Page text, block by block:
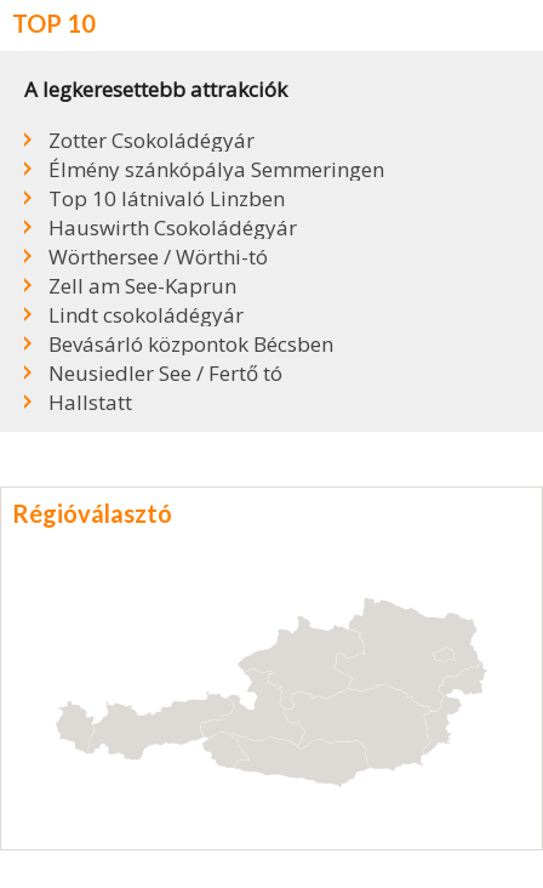
TOP 10
A legkeresettebb attrakciók
Zotter Csokoládégyár
Élmény szánkópálya Semmeringen
Top 10 látnivaló Linzben
Hauswirth Csokoládégyár
Wörthersee / Wörthi-tó
Zell am See-Kaprun
Lindt csokoládégyár
Bevásárló központok Bécsben
Neusiedler See / Fertő tó
Hallstatt
Régióválasztó